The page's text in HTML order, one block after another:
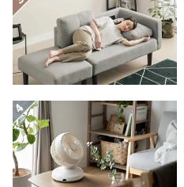
ネ
ー
か
ら
探
す